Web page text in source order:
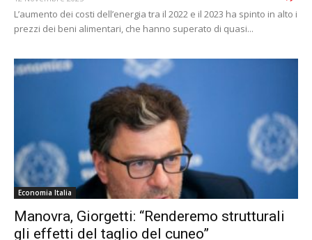
L’aumento dei costi dell’energia tra il 2022 e il 2023 ha spinto in alto i
prezzi dei beni alimentari, che hanno superato di quasi...
Economia Italia
Manovra, Giorgetti: “Renderemo strutturali
gli effetti del taglio del cuneo”